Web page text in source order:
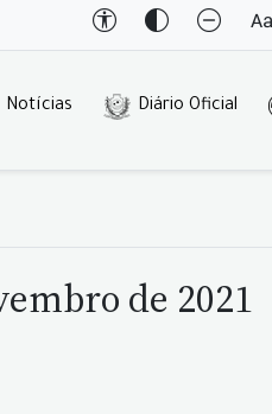
Notícias Diário Oficial
de 2021